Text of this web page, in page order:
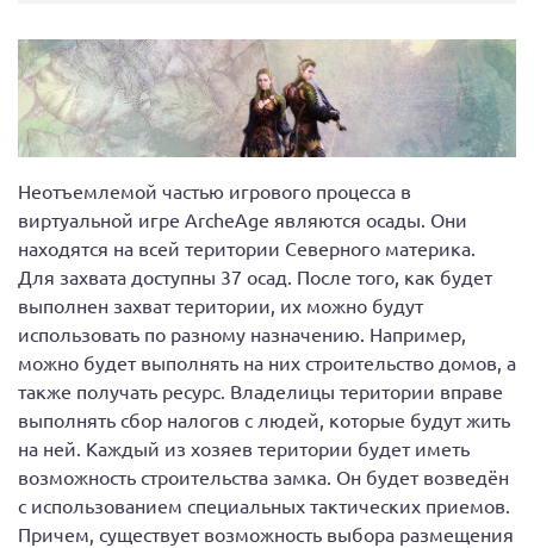
Неотъемлемой частью игрового процесса в
виртуальной игре ArcheAge являются осады. Они
находятся на всей територии Северного материка.
Для захвата доступны 37 осад. После того, как будет
выполнен захват територии, их можно будут
использовать по разному назначению. Например,
можно будет выполнять на них строительство домов, а
также получать ресурс. Владелицы територии вправе
выполнять сбор налогов с людей, которые будут жить
на ней. Каждый из хозяев територии будет иметь
возможность строительства замка. Он будет возведён
с использованием специальных тактических приемов.
Причем, существует возможность выбора размещения